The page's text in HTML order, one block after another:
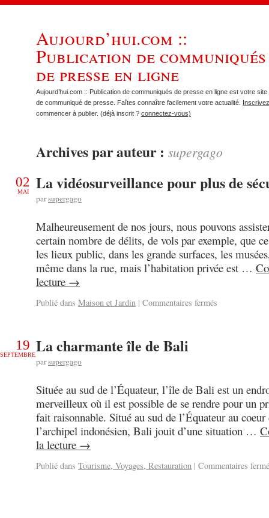
Aujourd’hui.com ::
Publication de communiqués
de presse en ligne
Aujourd’hui.com :: Publication de communiqués de presse en ligne est votre site
de communiqué de presse. Faîtes connaître facilement votre actualité.
commencer à publier. (déjà inscrit ? connectez-vous)
Archives par auteur : supergago
02
MAI La vidéosurveillance pour plus de
parsupergago
Malheureusement de nos jours, nous pouvons
certain nombre de délits, de vols par exemple, que
les lieux public, dans les grande surfaces, les
même dans la rue, mais l’habitation privée est …
lecture →
Publié dans Maison et Jardin | Commentaires fermés
19
SEPTEMBRELa charmante île de Bali
parsupergago
Située au sud de l’Équateur, l’île de Bali est un
merveilleux où il est possible de se rendre pour un
fait raisonnable. Situé au sud de l’Équateur au coeur
l’archipel indonésien, Bali jouit d’une situation …
la lecture →
Publié dans Tourisme, Voyages, Restauration | Commentaires